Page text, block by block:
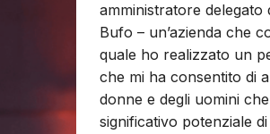
amministratore delegato
Bufo – un’azienda che
quale ho realizzato un
che mi ha consentito di
donne e degli uomini
significativo potenziale